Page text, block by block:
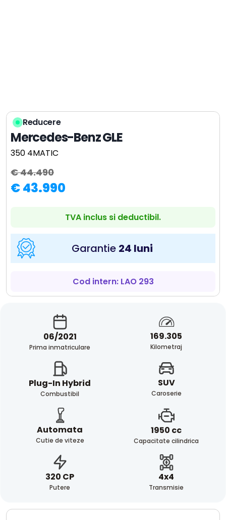
Reducere
Mercedes-Benz GLE
350 4MATIC
€ 44.490
€ 43.990
TVA inclus si deductibil.
Garantie 24 luni
Cod intern: LAO 293
06/2021
Prima inmatriculare
169.305
Kilometraj
Plug-In Hybrid
Combustibil
SUV
Caroserie
Automata
Cutie de viteze
1950 cc
Capacitate cilindrica
320 CP
Putere
4x4
Transmisie